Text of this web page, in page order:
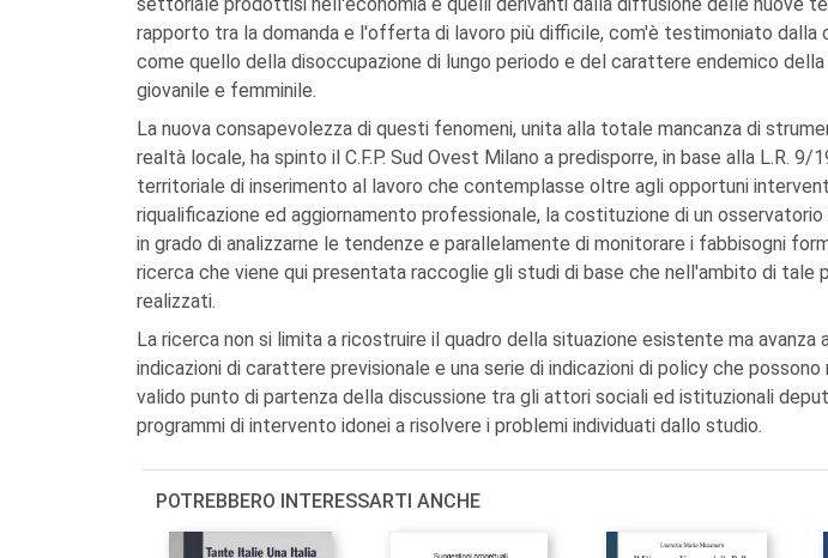
rapporto tra la domanda e l'offerta di lavoro più difficile, com'è testimoniato dalla
come quello della disoccupazione di lungo periodo e del carattere endemico
giovanile e femminile.
La nuova consapevolezza di questi fenomeni, unita alla totale mancanza di
realtà locale, ha spinto il C.F.P. Sud Ovest Milano a predisporre, in base alla L.R.
territoriale di inserimento al lavoro che contemplasse oltre agli opportuni
riqualificazione ed aggiornamento professionale, la costituzione di un
in grado di analizzarne le tendenze e parallelamente di monitorare i fabbisogni
ricerca che viene qui presentata raccoglie gli studi di base che nell'ambito di
realizzati.
La ricerca non si limita a ricostruire il quadro della situazione esistente ma avanza
indicazioni di carattere previsionale e una serie di indicazioni di policy che possono
valido punto di partenza della discussione tra gli attori sociali ed istituzionali
programmi di intervento idonei a risolvere i problemi individuati dallo studio.
POTREBBERO INTERESSARTI ANCHE